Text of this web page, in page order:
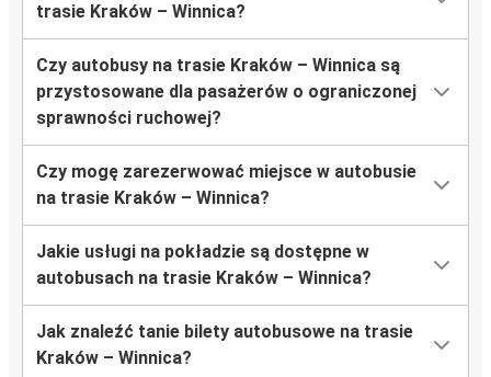
trasie Kraków – Winnica?
Czy autobusy na trasie Kraków – Winnica są
przystosowane dla pasażerów o ograniczonej
sprawności ruchowej?
Czy mogę zarezerwować miejsce w autobusie
na trasie Kraków – Winnica?
Jakie usługi na pokładzie są dostępne w
autobusach na trasie Kraków – Winnica?
Jak znaleźć tanie bilety autobusowe na trasie
Kraków – Winnica?